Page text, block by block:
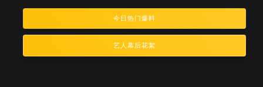
今日热门爆料
艺人幕后花絮